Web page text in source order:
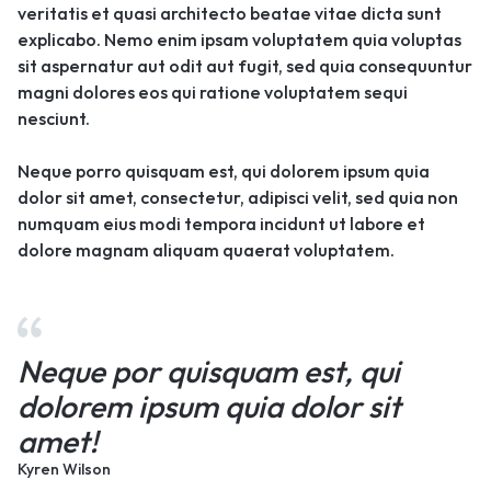
veritatis et quasi architecto beatae vitae dicta sunt
explicabo. Nemo enim ipsam voluptatem quia voluptas
sit aspernatur aut odit aut fugit, sed quia consequuntur
magni dolores eos qui ratione voluptatem sequi
nesciunt.
Neque porro quisquam est, qui dolorem ipsum quia
dolor sit amet, consectetur, adipisci velit, sed quia non
numquam eius modi tempora incidunt ut labore et
dolore magnam aliquam quaerat voluptatem.
Neque por quisquam est, qui
dolorem ipsum quia dolor sit
amet!
Kyren Wilson